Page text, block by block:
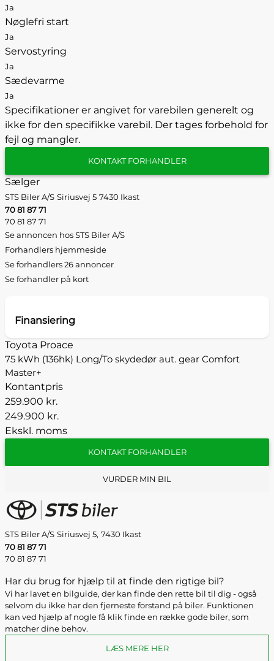
Ja
Nøglefri start
Ja
Servostyring
Ja
Sædevarme
Ja
Specifikationer er angivet for varebilen generelt og
ikke for den specifikke varebil. Der tages forbehold for
fejl og mangler.
KONTAKT FORHANDLER
Sælger
STS Biler A/S Siriusvej 5 7430 Ikast
70 81 87 71
70 81 87 71
Se annoncen hos STS Biler A/S
Forhandlers hjemmeside
Se forhandlers 26 annoncer
Se forhandler på kort
Finansiering
Toyota Proace
75 kWh (136hk) Long/To skydedør aut. gear Comfort
Master+
Kontantpris
259.900 kr.
249.900 kr.
Ekskl. moms
KONTAKT FORHANDLER
VURDER MIN BIL
STS Biler A/S Siriusvej 5, 7430 Ikast
70 81 87 71
70 81 87 71
Har du brug for hjælp til at finde den rigtige bil?
Vi har lavet en bilguide, der kan finde den rette bil til dig - også
selvom du ikke har den fjerneste forstand på biler. Funktionen
kan ved hjælp af nogle få klik finde en række gode biler, som
matcher dine behov.
LÆS MERE HER